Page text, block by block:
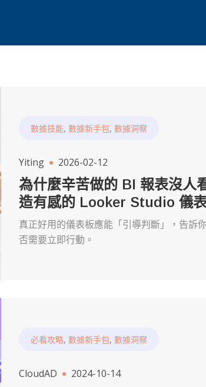
數據技能,數據新手包,數據洞察
Yiting 2026-02-12
為什麼辛苦做的 BI 報表沒人
造有感的 Looker Studio 儀
真正好用的儀表板應能「引導判斷」，告訴
否需要立即行動。
必看攻略,數據新手包,數據洞察
CloudAD 2024-10-14